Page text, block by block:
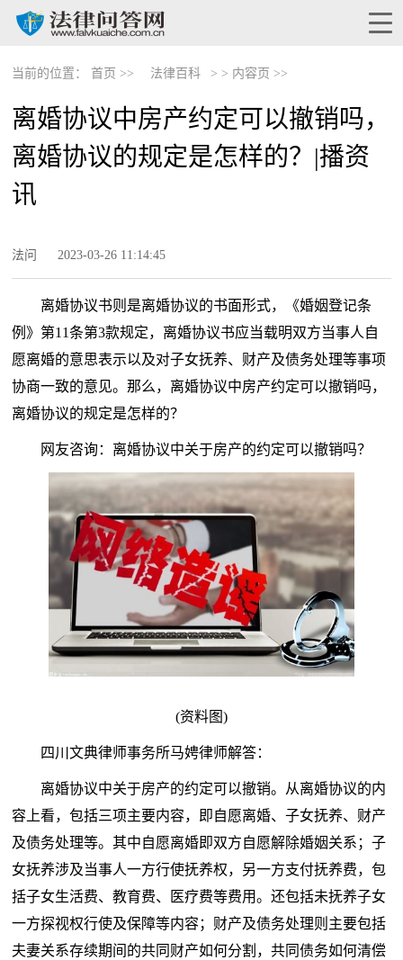
当前的位置： 首页 >> 法律百科 > > 内容页 >>
离婚协议中房产约定可以撤销吗，
离婚协议的规定是怎样的？|播资
讯
法问 2023-03-26 11:14:45
离婚协议书则是离婚协议的书面形式，《婚姻登记条
例》第11条第3款规定，离婚协议书应当载明双方当事人自
愿离婚的意思表示以及对子女抚养、财产及债务处理等事项
协商一致的意见。那么，离婚协议中房产约定可以撤销吗，
离婚协议的规定是怎样的？
网友咨询：离婚协议中关于房产的约定可以撤销吗？
(资料图)
四川文典律师事务所马娉律师解答：
离婚协议中关于房产的约定可以撤销。从离婚协议的内
容上看，包括三项主要内容，即自愿离婚、子女抚养、财产
及债务处理等。其中自愿离婚即双方自愿解除婚姻关系；子
女抚养涉及当事人一方行使抚养权，另一方支付抚养费，包
括子女生活费、教育费、医疗费等费用。还包括未抚养子女
一方探视权行使及保障等内容；财产及债务处理则主要包括
夫妻关系存续期间的共同财产如何分割，共同债务如何清偿